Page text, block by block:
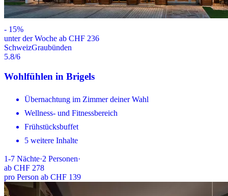
- 15%
unter der Woche ab CHF 236
SchweizGraubünden
5.8/6
Wohlfühlen in Brigels
Übernachtung im Zimmer deiner Wahl
Wellness- und Fitnessbereich
Frühstücksbuffet
5 weitere Inhalte
1-7 Nächte·2 Personen·
ab CHF 278
pro Person ab CHF 139